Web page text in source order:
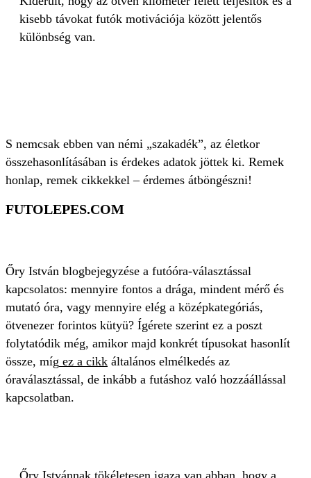
kisebb távokat futók motivációja között jelentős
különbség van.
S nemcsak ebben van némi „szakadék”, az életkor
összehasonlításában is érdekes adatok jöttek ki. Remek
honlap, remek cikkekkel – érdemes átböngészni!
FUTOLEPES.COM
Őry István blogbejegyzése a futóóra-választással
kapcsolatos: mennyire fontos a drága, mindent mérő és
mutató óra, vagy mennyire elég a középkategóriás,
ötvenezer forintos kütyü? Ígérete szerint ez a poszt
folytatódik még, amikor majd konkrét típusokat hasonlít
össze, míg ez a cikk általános elmélkedés az
óraválasztással, de inkább a futáshoz való hozzáállással
kapcsolatban.